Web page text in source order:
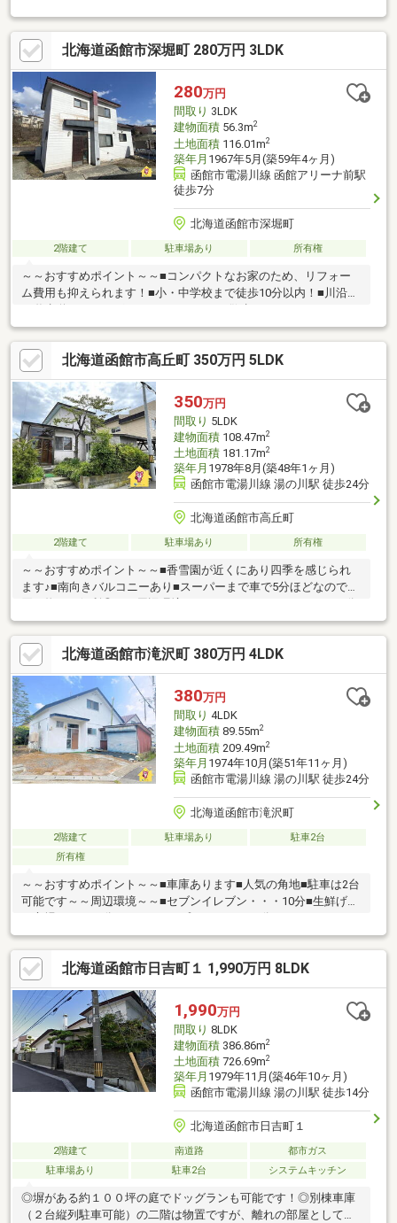
■ファミリーマート・・・徒歩6分■スーパーアークス・・・車で5
分■ツルハドラッグ・・・車で5分現在居住中のため、見学を希望
の際は事前にご連絡ください。 ▼▼ 打ち合わせ・見学プランご
用意しております ▼▼ ＜探し始めの方向け＞しっかりコー
ス(1h~)/サクッとコース(0.5h~) 詳しくは物件詳細下段の「イ
ベント情報」をご覧ください。
北海道函館市深堀町 280万円 3LDK
280万円
間取り 3LDK
建物面積56.3m2
土地面積116.01m2
築年月 1967年5月(築59年4ヶ月)
函館市電湯川線 函館アリーナ前駅
徒歩7分
北海道函館市深堀町
2階建て 駐車場あり 所有権
～～おすすめポイント～～■コンパクトなお家のため、リフォー
ム費用も抑えられます！■小・中学校まで徒歩10分以内！■川沿い
す♪▼▼ 打ち合わせ・見学プランご用意しております ▼▼
＜探し始めの方向け＞しっかりコース(1h~)/サクッとコース
(0.5h~) 詳しくは物件詳細下段の「イベント情報」をご覧くだ
さい。
北海道函館市高丘町 350万円 5LDK
350万円
間取り 5LDK
建物面積108.47m2
土地面積181.17m2
築年月 1978年8月(築48年1ヶ月)
函館市電湯川線 湯の川駅 徒歩24分
北海道函館市高丘町
2階建て 駐車場あり 所有権
～～おすすめポイント～～■香雪園が近くにあり四季を感じられ
ます♪■南向きバルコニーあり■スーパーまで車で5分ほどなのでお
■香雪園・・・8分■郵便局・・・16分■セイコーマート・・・17分
▼▼ 打ち合わせ・見学プランご用意しております ▼▼ ＜
探し始めの方向け＞しっかりコース(1h~)/サクッとコース
(0.5h~) 詳しくは物件詳細下段の「イベント情報」をご覧くだ
さい。
北海道函館市滝沢町 380万円 4LDK
380万円
間取り 4LDK
建物面積89.55m2
土地面積209.49m2
築年月 1974年10月(築51年11ヶ月)
函館市電湯川線 湯の川駅 徒歩24分
北海道函館市滝沢町
2階建て 駐車場あり
駐車2台
所有権
～～おすすめポイント～～■車庫あります■人気の角地■駐車は2台
可能です～～周辺環境～～■セブンイレブン・・・10分■生鮮げん
ト・・・19分 ▼▼ 打ち合わせ・見学プランご用意しておりま
す ▼▼ ＜探し始めの方向け＞しっかりコース(1h~)/サクッ
とコース(0.5h~) 詳しくは物件詳細下段の「イベント情報」を
ご覧ください。
北海道函館市日吉町１ 1,990万円 8LDK
1,990万円
間取り 8LDK
建物面積386.86m2
土地面積726.69m2
築年月 1979年11月(築46年10ヶ月)
函館市電湯川線 湯の川駅 徒歩14分
北海道函館市日吉町１
2階建て 南道路
都市ガス
駐車場あり
駐車2台 システムキッチン
◎塀がある約１００坪の庭でドッグランも可能です！◎別棟車庫
（２台縦列駐車可能）の二階は物置ですが、離れの部屋としても